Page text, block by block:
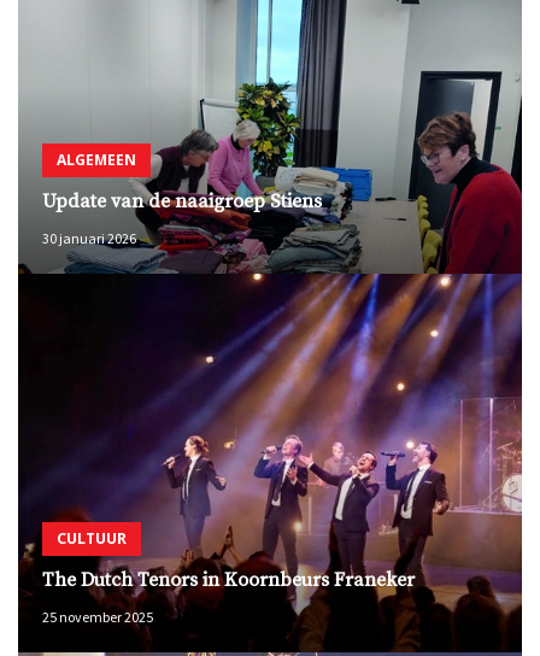
ALGEMEEN
Update van de naaigroep Stiens
30 januari 2026
CULTUUR
The Dutch Tenors in Koornbeurs Franeker
25 november 2025